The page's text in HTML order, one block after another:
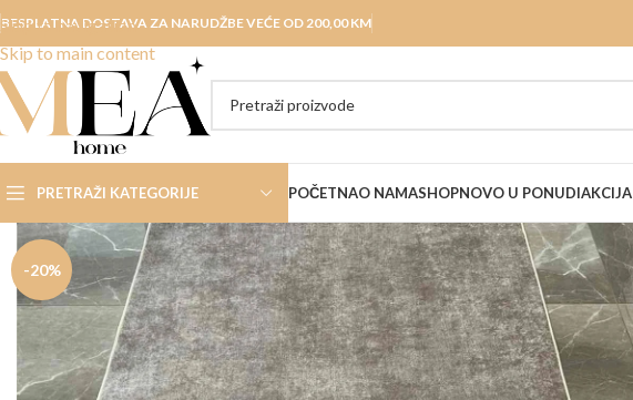
Skip to navigation
Skip to main content
BESPLATNA DOSTAVA ZA NARUDŽBE VEĆE OD 200,00 KM
PRETRAŽI KATEGORIJE POČETNAO NAMASHOPNOVO U PONUDIAKCIJA
-20%